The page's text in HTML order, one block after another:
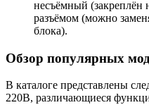
несъёмный (закреплён
разъёмом (можно
блока).
Обзор популярных
В каталоге представлены
220В, различающиеся